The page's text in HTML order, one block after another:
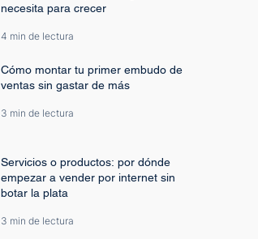
necesita para crecer
4 min de lectura
Cómo montar tu primer embudo de
ventas sin gastar de más
3 min de lectura
Servicios o productos: por dónde
empezar a vender por internet sin
botar la plata
3 min de lectura